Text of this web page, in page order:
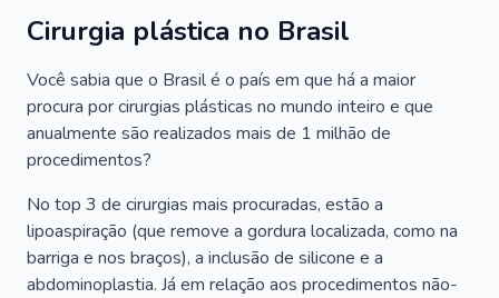
Cirurgia plástica no Brasil
Você sabia que o Brasil é o país em que há a maior
procura por cirurgias plásticas no mundo inteiro e que
anualmente são realizados mais de 1 milhão de
procedimentos?
No top 3 de cirurgias mais procuradas, estão a
lipoaspiração (que remove a gordura localizada, como na
barriga e nos braços), a inclusão de silicone e a
abdominoplastia. Já em relação aos procedimentos não-